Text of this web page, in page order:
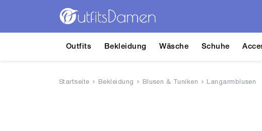
Outfits Bekleidung Wäsche Schuhe
Startseite Bekleidung Blusen & Tuniken Langarmblusen